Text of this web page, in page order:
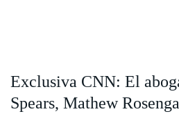
Exclusiva CNN: El
Spears, Mathew